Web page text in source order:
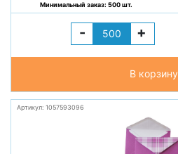
Минимальный заказ: 500 шт.
- +
В корзину
Артикул: 1057593096